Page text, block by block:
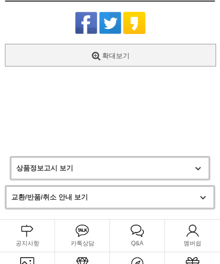
확대보기
상품정보고시 보기
교환/반품/취소 안내 보기
공지사항 카톡상담 Q&A 멤버쉽